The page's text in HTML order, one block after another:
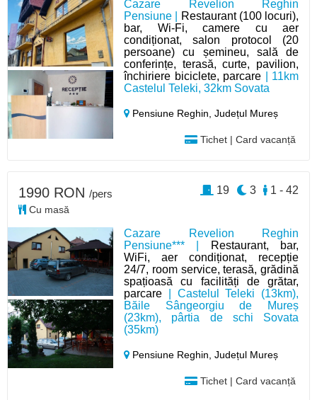
Cazare Revelion Reghin
Pensiune |
Restaurant (100 locuri),
bar, Wi-Fi, camere cu aer
condiționat, salon protocol (20
persoane) cu șemineu, sală de
conferințe, terasă, curte, pavilion,
închiriere biciclete, parcare | 11km
Castelul Teleki, 32km Sovata
Pensiune Reghin,Județul Mureș
Tichet | Card vacanță
Cazare Revelion Reghin
Pensiune*** |
Restaurant, bar,
WiFi, aer condiționat, recepție
24/7, room service, terasă, grădină
spațioasă cu facilități de grătar,
parcare | Castelul Teleki (13km),
Băile Sângeorgiu de Mureș
(23km), pârtia de schi Sovata
(35km)
Pensiune Reghin,Județul Mureș
Tichet | Card vacanță
1990 RON /pers
Cu masă
1 - 42
3
19